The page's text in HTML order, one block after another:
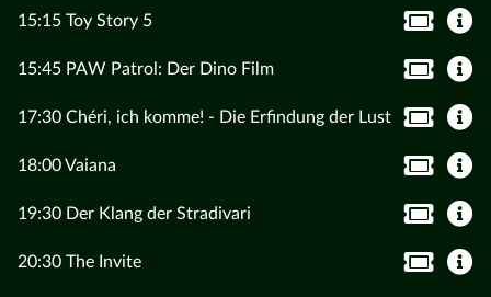
15:15 Toy Story 5
15:45 PAW Patrol: Der Dino Film
17:30 Chéri, ich komme! - Die Erfindung der Lust
18:00 Vaiana
19:30 Der Klang der Stradivari
20:30 The Invite